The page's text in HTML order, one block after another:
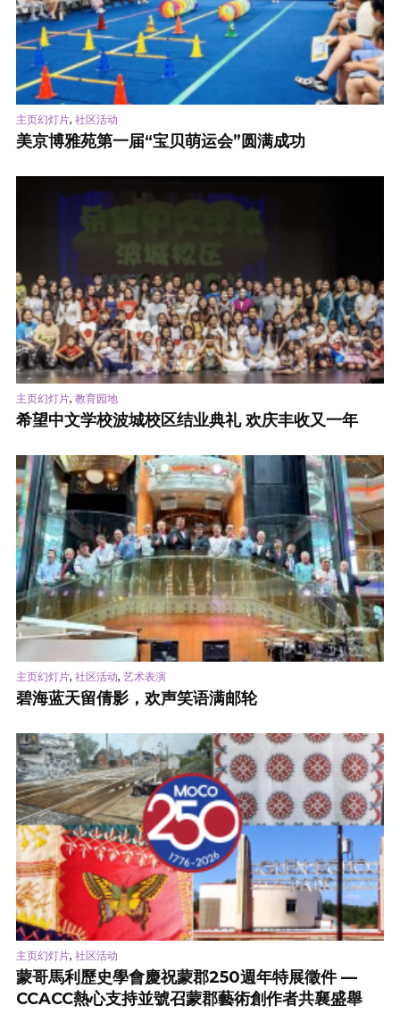
主页幻灯片, 社区活动
美京博雅苑第一届“宝贝萌运会”圆满成功
主页幻灯片, 教育园地
希望中文学校波城校区结业典礼 欢庆丰收又一年
主页幻灯片, 社区活动, 艺术表演
碧海蓝天留倩影，欢声笑语满邮轮
主页幻灯片, 社区活动
蒙哥馬利歷史學會慶祝蒙郡250週年特展徵件 —
CCACC熱心支持並號召蒙郡藝術創作者共襄盛舉